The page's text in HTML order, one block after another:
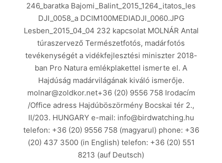
246_baratka Bajomi_Balint_2015_1264_itatos_les
DJI_0058_a DCIM100MEDIADJI_0060.JPG
Lesben_2015_04_04 232 kapcsolat MOLNÁR Antal
túraszervező Természetfotós, madárfotós
tevékenységét a vidékfejlesztési miniszter 2018-
ban Pro Natura emlékplakettel ismerte el. A
Hajdúság madárvilágának kiváló ismerője.
molnar@zoldkor.net+36 (20) 9556 758 Irodacím
/Office adress Hajdúböszörmény Bocskai tér 2.,
II/203. HUNGARY e-mail: info@birdwatching.hu
telefon: +36 (20) 9556 758 (magyarul) phone: +36
(20) 437 3500 (in English) telefon: +36 (20) 551
8213 (auf Deutsch)